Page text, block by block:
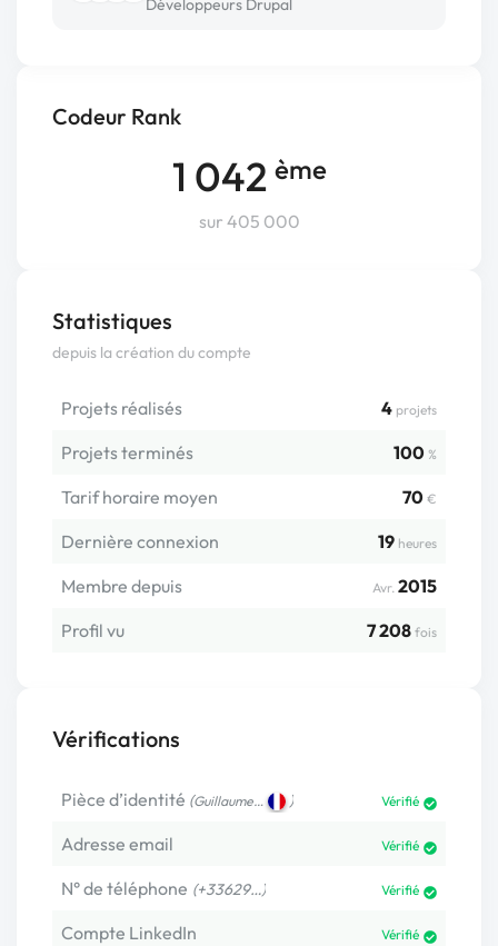
Codeur Rank
1 042 ème
sur 405 000
Statistiques
depuis la création du compte
Projets réalisés 4 projets
Projets terminés 100 %
Tarif horaire moyen 70 €
Dernière connexion 19 heures
Membre depuis Avr. 2015
Profil vu
7 208 fois
Vérifications
Pièce d’identité (Guillaume… ) Vérifié
Adresse email Vérifié
N° de téléphone (+33629…) Vérifié
Compte LinkedIn Vérifié
Développeurs Drupal